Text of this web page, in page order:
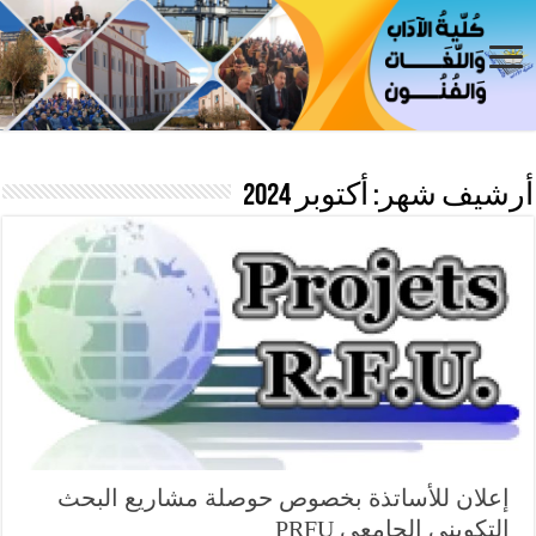
أرشيف شهر: أكتوبر 2024
إعلان للأساتذة بخصوص حوصلة مشاريع البحث
التكويني الجامعي PRFU